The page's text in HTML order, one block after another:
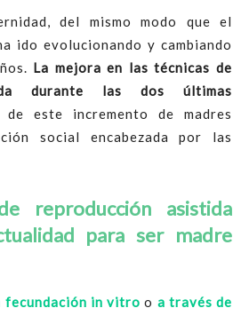
del mismo modo que el
ido evolucionando y cambiando
La mejora en las técnicas de
durante las dos últimas
este incremento de madres
social encabezada por las
reproducción asistida
para ser madre
fecundación in vitroo a través de